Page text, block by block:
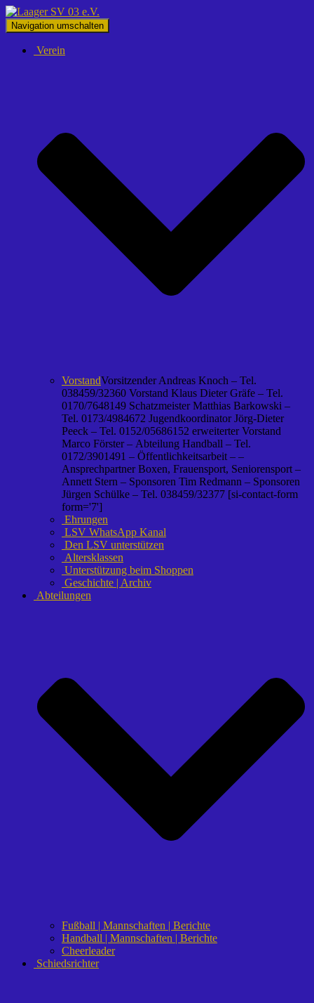
Navigation umschalten
Verein
VorstandVorsitzender Andreas Knoch – Tel.
038459/32360 Vorstand Klaus Dieter Gräfe – Tel.
0170/7648149 Schatzmeister Matthias Barkowski –
Tel. 0173/4984672 Jugendkoordinator Jörg-Dieter
Peeck – Tel. 0152/05686152 erweiterter Vorstand
Marco Förster – Abteilung Handball – Tel.
0172/3901491 – Öffentlichkeitsarbeit – –
Ansprechpartner Boxen, Frauensport, Seniorensport –
Annett Stern – Sponsoren Tim Redmann – Sponsoren
Jürgen Schülke – Tel. 038459/32377 [si-contact-form
form='7']
Ehrungen
LSV WhatsApp Kanal
Den LSV unterstützen
Altersklassen
Unterstützung beim Shoppen
Geschichte | Archiv
Abteilungen
Fußball | Mannschaften | Berichte
Handball | Mannschaften | Berichte
Cheerleader
Schiedsrichter